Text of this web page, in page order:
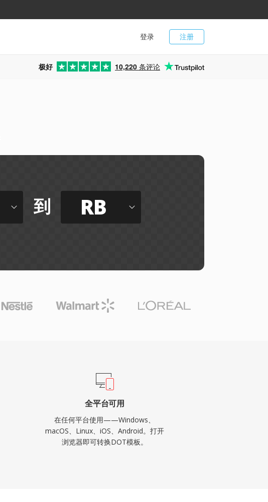
注册
登录
极好 10,220 条评论
到 RB
全平台可用
在任何平台使用——Windows、
macOS、Linux、iOS、Android。打开
浏览器即可转换DOT模板。